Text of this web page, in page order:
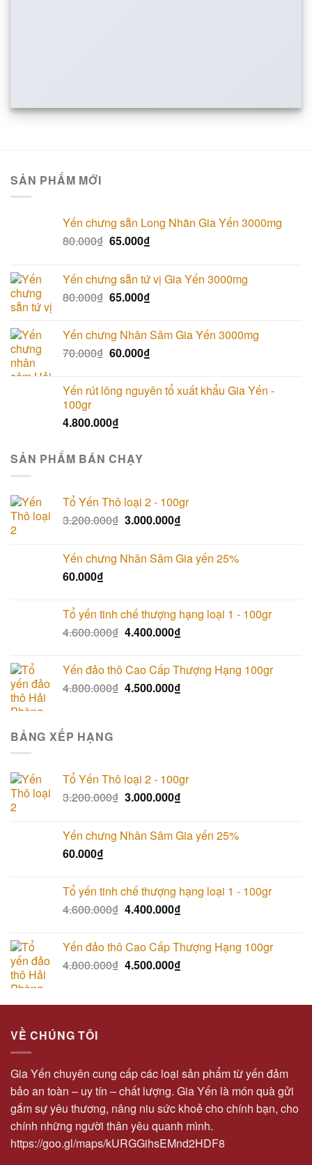
SẢN PHẨM MỚI
Yến chưng sẵn Long Nhãn Gia Yến 3000mg
80.000₫ 65.000₫
Yến chưng sẵn tứ vị Gia Yến 3000mg
80.000₫ 65.000₫
Yến chưng Nhân Sâm Gia Yến 3000mg
70.000₫ 60.000₫
Yến rút lông nguyên tổ xuất khẩu Gia Yến -
100gr
4.800.000₫
SẢN PHẨM BÁN CHẠY
Tổ Yến Thô loại 2 - 100gr
3.200.000₫ 3.000.000₫
Yến chưng Nhân Sâm Gia yến 25%
60.000₫
Tổ yến tinh chế thượng hạng loại 1 - 100gr
4.600.000₫ 4.400.000₫
Yến đảo thô Cao Cấp Thượng Hạng 100gr
4.800.000₫ 4.500.000₫
BẢNG XẾP HẠNG
Tổ Yến Thô loại 2 - 100gr
3.200.000₫ 3.000.000₫
Yến chưng Nhân Sâm Gia yến 25%
60.000₫
Tổ yến tinh chế thượng hạng loại 1 - 100gr
4.600.000₫ 4.400.000₫
Yến đảo thô Cao Cấp Thượng Hạng 100gr
4.800.000₫ 4.500.000₫
VỀ CHÚNG TÔI
Gia Yến chuyên cung cấp các loại sản phẩm từ yến đảm
bảo an toàn – uy tín – chất lượng. Gia Yến là món quà gửi
gắm sự yêu thương, nâng niu sức khoẻ cho chính bạn, cho
chính những người thân yêu quanh mình.
https://goo.gl/maps/kURGGihsEMnd2HDF8